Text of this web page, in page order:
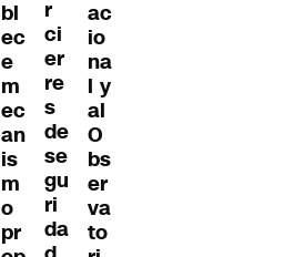
bl
ec
e
m
ec
an
is
m
o
pr
r
ci
er
re
s
de
se
gu
ri
da
ac
io
na
l y
al
O
bs
er
va
to